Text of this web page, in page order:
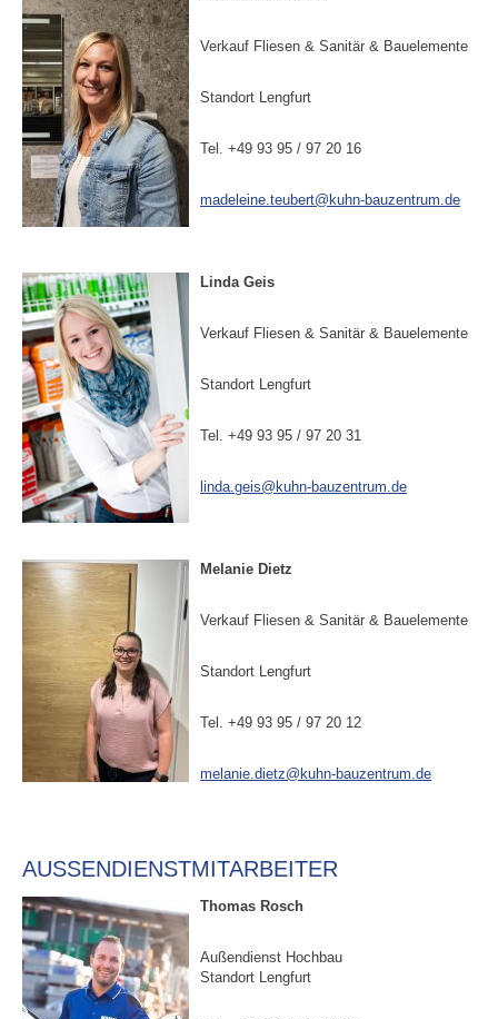
Verkauf Fliesen & Sanitär & Bauelemente
Standort Lengfurt
Tel. +49 93 95 / 97 20 16
madeleine.teubert@kuhn-bauzentrum.de
Linda Geis
Verkauf Fliesen & Sanitär & Bauelemente
Standort Lengfurt
Tel. +49 93 95 / 97 20 31
linda.geis@kuhn-bauzentrum.de
Melanie Dietz
Verkauf Fliesen & Sanitär & Bauelemente
Standort Lengfurt
Tel. +49 93 95 / 97 20 12
melanie.dietz@kuhn-bauzentrum.de
AUSSENDIENSTMITARBEITER
Thomas Rosch
Außendienst Hochbau
Standort Lengfurt